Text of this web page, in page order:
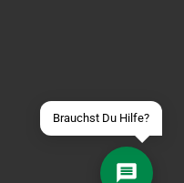
Brauchst Du Hilfe?
Schick uns eine eMail